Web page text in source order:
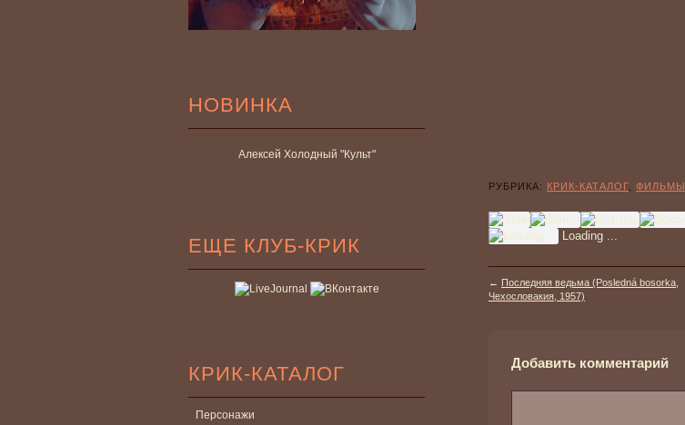
НОВИНКА
Алексей Холодный "Культ"
ЕЩЕ КЛУБ-КРИК
КРИК-КАТАЛОГ
Персонажи
РУБРИКА: КРИК-КАТАЛОГ ФИЛЬМЫ
Loading ...
← Последняя ведьма (Posledná bosorka,
Чехословакия, 1957)
Добавить комментарий